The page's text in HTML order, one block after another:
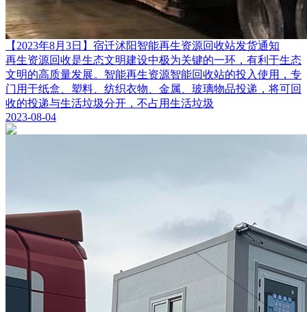
【2023年8月3日】宿迁沭阳智能再生资源回收站发货通知
再生资源回收是生态文明建设中极为关键的一环，有利于生态
文明的高质量发展。智能再生资源智能回收站的投入使用，专
门用于纸盒、塑料、纺织衣物、金属、玻璃物品投递，将可回
收的投递与生活垃圾分开，不占用生活垃圾
2023-08-04